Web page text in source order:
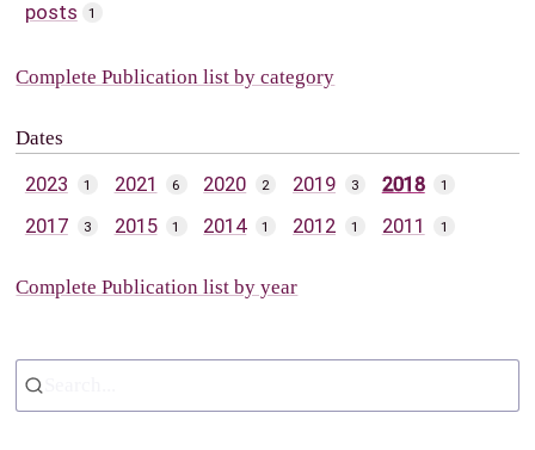
posts 1
Complete Publication list by category
Dates
2023 1 2021 6 2020 2 2019 3 2018 1
2017 3 2015 1 2014 1 2012 1 2011 1
Complete Publication list by year